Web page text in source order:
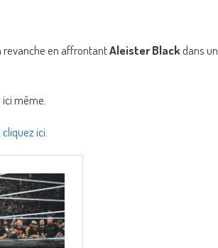
revanche en affrontantAleister Blackdans un
même.
ici.